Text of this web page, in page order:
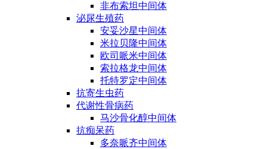
非布索坦中间体
泌尿生殖药
安妥沙星中间体
米拉贝隆中间体
欧司哌米中间体
索拉格龙中间体
托特罗定中间体
抗寄生虫药
代谢性骨病药
马沙骨化醇中间体
抗痴呆药
多奈哌齐中间体